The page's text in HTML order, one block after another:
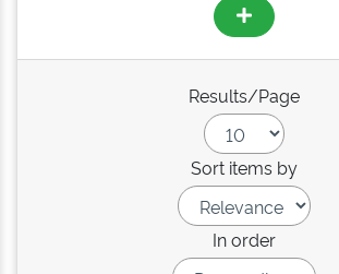
Results/Page
Sort items by
In order